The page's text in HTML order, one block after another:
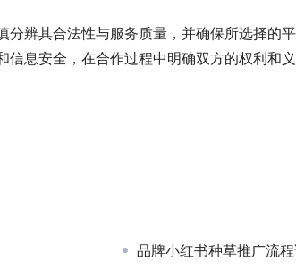
分辨其合法性与服务质量，并确保所选择的
息安全，在合作过程中明确双方的权利和义
品牌小红书种草推广流